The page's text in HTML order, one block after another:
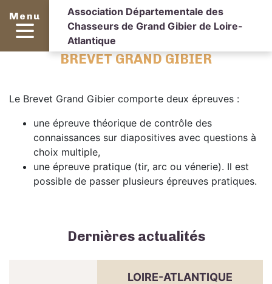
Menu
Association Départementale des
Chasseurs de Grand Gibier de Loire-
Atlantique
BREVET GRAND GIBIER
Le Brevet Grand Gibier comporte deux épreuves :
une épreuve théorique de contrôle des
connaissances sur diapositives avec questions à
choix multiple,
une épreuve pratique (tir, arc ou vénerie). Il est
possible de passer plusieurs épreuves pratiques.
Dernières actualités
LOIRE-ATLANTIQUE